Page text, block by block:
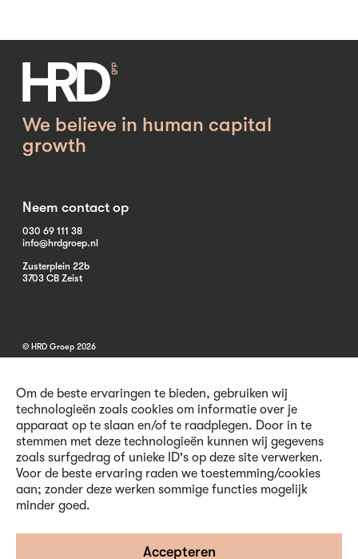
Om de beste ervaringen te bieden, gebruiken wij
technologieën zoals cookies om informatie over je
apparaat op te slaan en/of te raadplegen. Door in te
stemmen met deze technologieën kunnen wij gegevens
zoals surfgedrag of unieke ID's op deze site verwerken.
Voor de beste ervaring raden we toestemming/cookies
aan; zonder deze werken sommige functies mogelijk
minder goed.
Accepteren
We believe in human capital
growth
Neem contact op
030 69 111 38
info@hrdgroep.nl
Zusterplein 22b
3703 CB Zeist
© HRD Groep 2026
Algemene informatie
Contact
Voorwaarden
Privacy en Cookies
Volg ons